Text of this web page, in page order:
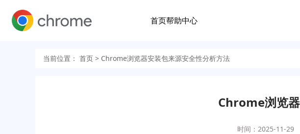
首页帮助中心
当前位置： 首页 > Chrome浏览器安装包来源安全性分析方法
Chrome浏览
时间：2025-11-29